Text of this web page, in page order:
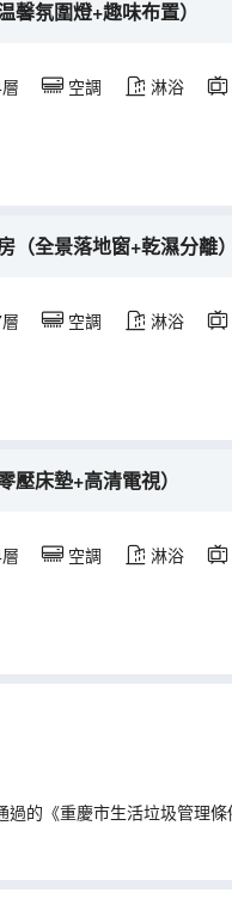
氛圍燈+趣味布置）
空調 淋浴
（全景落地窗+乾濕分離）
空調 淋浴
床墊+高清電視）
空調 淋浴
的《重慶市生活垃圾管理